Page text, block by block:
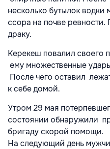
несколько бутылок
ссора на почве
драку.
Керекеш повалил своего
ему множественные
После чего оставил
к себе домой.
Утром 29 мая
состоянии обнаружили
бригаду скорой помощи.
На следующий день